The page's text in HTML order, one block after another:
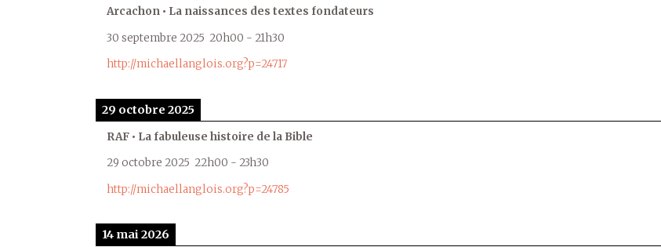
Arcachon • La naissances des textes fondateurs
30 septembre 2025 20h00 - 21h30
http://michaellanglois.org?p=24717
29 octobre 2025
RAF • La fabuleuse histoire de la Bible
29 octobre 2025 22h00 - 23h30
http://michaellanglois.org?p=24785
14 mai 2026